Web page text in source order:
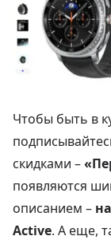
Чтобы быть в
скидками –
появляются
описанием –
Active. А еще,